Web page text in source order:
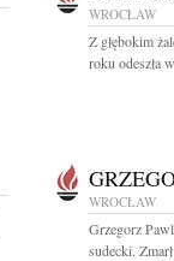
WROCŁAW
Z głębokim
roku odeszła
WROCŁAW
Grzegorz
sudecki.